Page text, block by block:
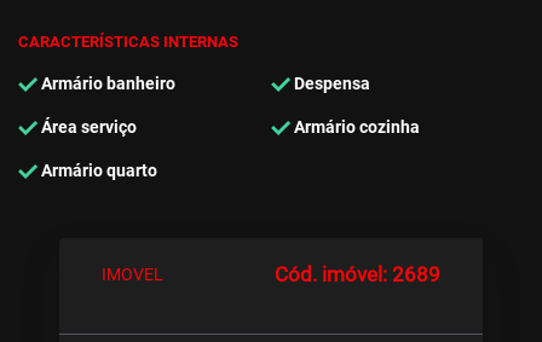
CARACTERÍSTICAS INTERNAS
Armário banheiro Despensa
Área serviço Armário cozinha
Armário quarto
IMOVEL Cód. imóvel: 2689